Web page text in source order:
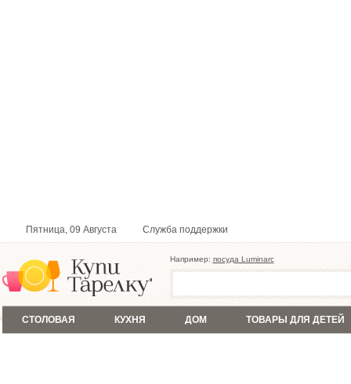
Пятница, 09 Августа Служба поддержки
Например: посуда Luminarc
СТОЛОВАЯ КУХНЯ ДОМ ТОВАРЫ ДЛЯ ДЕТЕЙ